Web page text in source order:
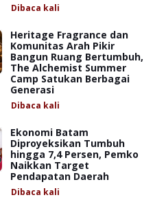
Dibaca kali
Heritage Fragrance dan
Komunitas Arah Pikir
Bangun Ruang Bertumbuh,
The Alchemist Summer
Camp Satukan Berbagai
Generasi
Dibaca kali
Ekonomi Batam
Diproyeksikan Tumbuh
hingga 7,4 Persen, Pemko
Naikkan Target
Pendapatan Daerah
Dibaca kali